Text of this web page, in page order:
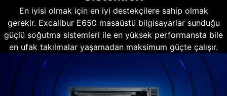
En iyisi olmak için en iyi destekçilere sahip olmak
gerekir. Excalibur E650 masaüstü bilgisayarlar sunduğu
güçlü soğutma sistemleri ile en yüksek performansta bile
en ufak takılmalar yaşamadan maksimum güçte çalışır.